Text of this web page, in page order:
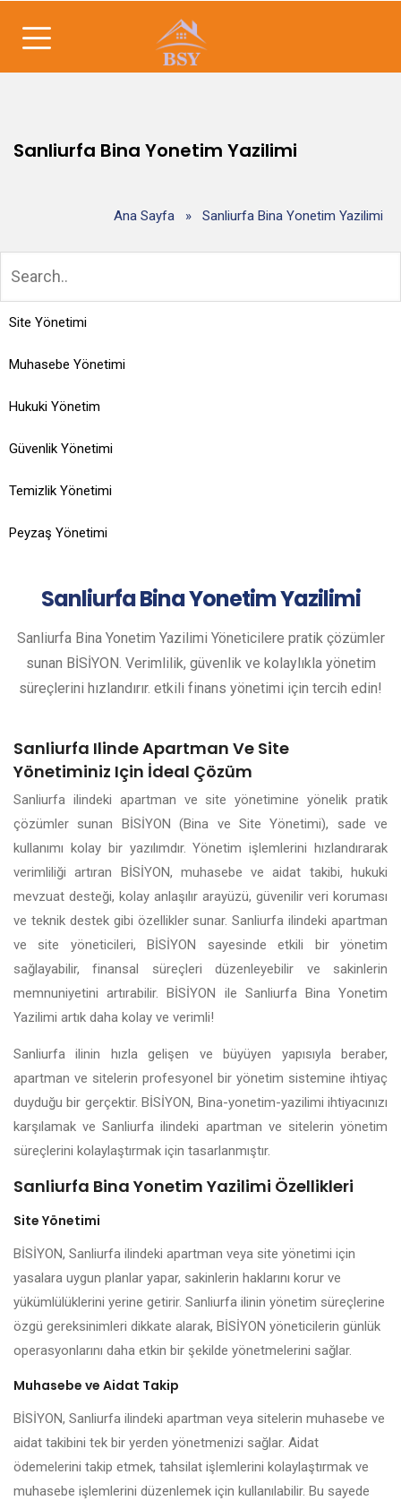
Sanliurfa Bina Yonetim Yazilimi
Ana Sayfa » Sanliurfa Bina Yonetim Yazilimi
Site Yönetimi
Muhasebe Yönetimi
Hukuki Yönetim
Güvenlik Yönetimi
Temizlik Yönetimi
Peyzaş Yönetimi
SanliurfaBina Yonetim Yazilimi
Sanliurfa Bina Yonetim Yazilimi Yöneticilere pratik çözümler
sunan BİSİYON. Verimlilik, güvenlik ve kolaylıkla yönetim
süreçlerini hızlandırır. etkili finans yönetimi için tercih edin!
Sanliurfa Ilinde Apartman Ve Site
Yönetiminiz Için İdeal Çözüm
Sanliurfa ilindeki apartman ve site yönetimine yönelik pratik
çözümler sunan BİSİYON (Bina ve Site Yönetimi), sade ve
kullanımı kolay bir yazılımdır. Yönetim işlemlerini hızlandırarak
verimliliği artıran BİSİYON, muhasebe ve aidat takibi, hukuki
mevzuat desteği, kolay anlaşılır arayüzü, güvenilir veri koruması
ve teknik destek gibi özellikler sunar. Sanliurfa ilindeki apartman
ve site yöneticileri, BİSİYON sayesinde etkili bir yönetim
sağlayabilir, finansal süreçleri düzenleyebilir ve sakinlerin
memnuniyetini artırabilir. BİSİYON ile Sanliurfa Bina Yonetim
Yazilimi artık daha kolay ve verimli!
Sanliurfa ilinin hızla gelişen ve büyüyen yapısıyla beraber,
apartman ve sitelerin profesyonel bir yönetim sistemine ihtiyaç
duyduğu bir gerçektir. BİSİYON, Bina-yonetim-yazilimi ihtiyacınızı
karşılamak ve Sanliurfa ilindeki apartman ve sitelerin yönetim
süreçlerini kolaylaştırmak için tasarlanmıştır.
Sanliurfa Bina Yonetim Yazilimi Özellikleri
Site Yönetimi
BİSİYON, Sanliurfa ilindeki apartman veya site yönetimi için
yasalara uygun planlar yapar, sakinlerin haklarını korur ve
yükümlülüklerini yerine getirir. Sanliurfa ilinin yönetim süreçlerine
özgü gereksinimleri dikkate alarak, BİSİYON yöneticilerin günlük
operasyonlarını daha etkin bir şekilde yönetmelerini sağlar.
Muhasebe ve Aidat Takip
BİSİYON, Sanliurfa ilindeki apartman veya sitelerin muhasebe ve
aidat takibini tek bir yerden yönetmenizi sağlar. Aidat
ödemelerini takip etmek, tahsilat işlemlerini kolaylaştırmak ve
muhasebe işlemlerini düzenlemek için kullanılabilir. Bu sayede